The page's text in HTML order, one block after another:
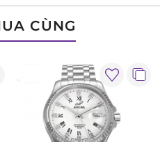
CÙNG